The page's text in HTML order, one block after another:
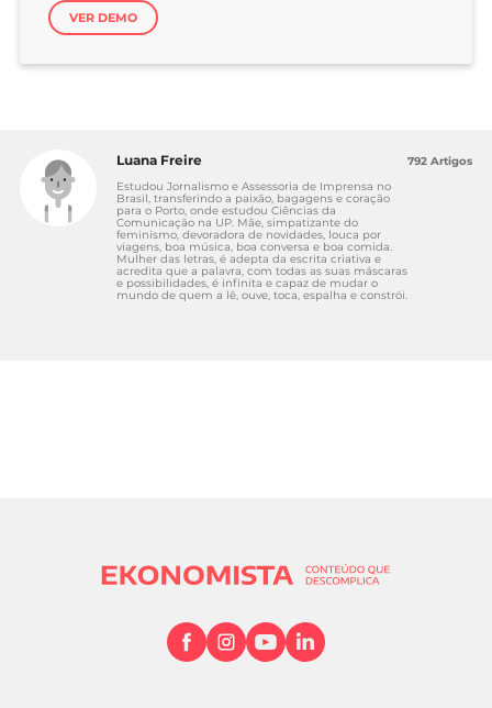
VER DEMO
Luana Freire
Estudou Jornalismo e Assessoria de Imprensa no
Brasil, transferindo a paixão, bagagens e coração
para o Porto, onde estudou Ciências da
Comunicação na UP. Mãe, simpatizante do
feminismo, devoradora de novidades, louca por
viagens, boa música, boa conversa e boa comida.
Mulher das letras, é adepta da escrita criativa e
acredita que a palavra, com todas as suas máscaras
e possibilidades, é infinita e capaz de mudar o
mundo de quem a lê, ouve, toca, espalha e constrói.
792 Artigos